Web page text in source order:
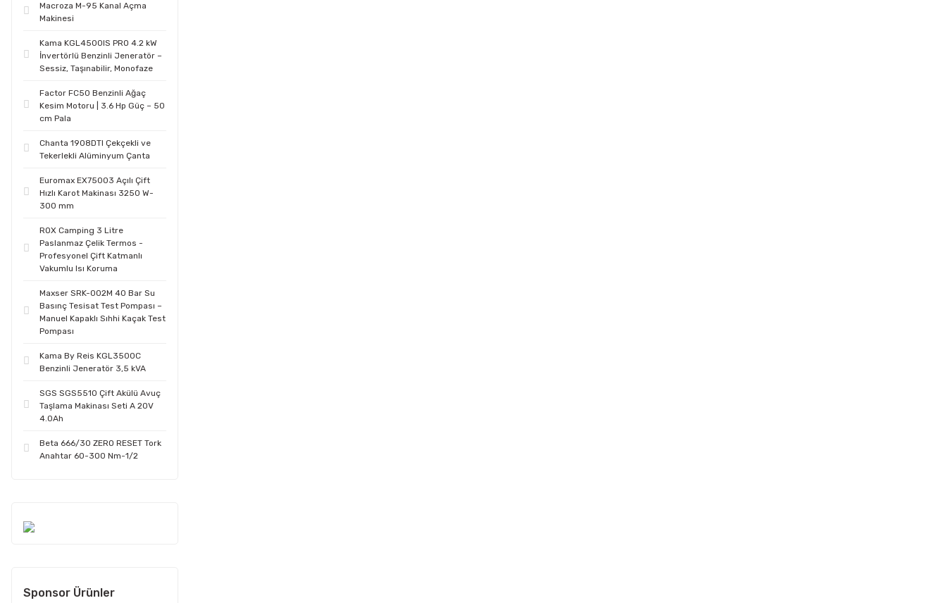
Macroza M-95 Kanal Açma
Makinesi
Kama KGL4500IS PRO 4.2 kW
İnvertörlü Benzinli Jeneratör –
Sessiz, Taşınabilir, Monofaze
Factor FC50 Benzinli Ağaç
Kesim Motoru | 3.6 Hp Güç – 50
cm Pala
Chanta 1908DTI Çekçekli ve
Tekerlekli Alüminyum Çanta
Euromax EX75003 Açılı Çift
Hızlı Karot Makinası 3250 W-
300 mm
ROX Camping 3 Litre
Paslanmaz Çelik Termos -
Profesyonel Çift Katmanlı
Vakumlu Isı Koruma
Maxser SRK-002M 40 Bar Su
Basınç Tesisat Test Pompası –
Manuel Kapaklı Sıhhi Kaçak Test
Pompası
Kama By Reis KGL3500C
Benzinli Jeneratör 3,5 kVA
SGS SGS5510 Çift Akülü Avuç
Taşlama Makinası Seti A 20V
4.0Ah
Beta 666/30 ZERO RESET Tork
Anahtar 60-300 Nm-1/2
Sponsor Ürünler